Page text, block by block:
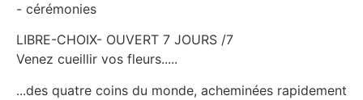
- cérémonies
LIBRE-CHOIX- OUVERT 7 JOURS /7
Venez cueillir vos fleurs.....
...des quatre coins du monde, acheminées rapidement